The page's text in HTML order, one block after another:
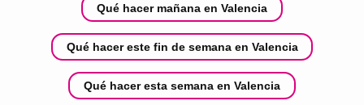
Qué hacer mañana en Valencia
Qué hacer este fin de semana en Valencia
Qué hacer esta semana en Valencia